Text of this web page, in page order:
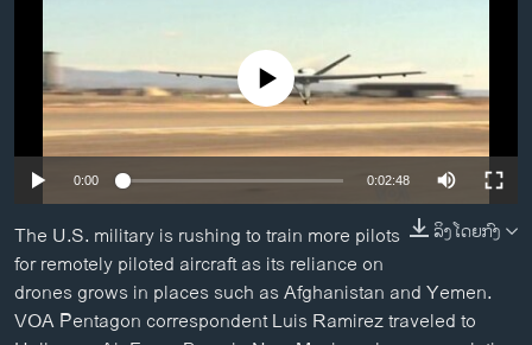
ອິດສະຫຼະພາບດ້ານການຂ່າວ
ຊີວິດຊາວລາວ
ຊຸມຊົນຊາວລາວ
ວິທະຍາສາດ-ເທັກໂນໂລຈີ
ທຸລະກິດ
ພາສາອັງກິດ
ວີດີໂອ
No media source currently available
0:00 0:02:48
ລິງໂດຍກົງ
The U.S. military is rushing to train more pilots
for remotely piloted aircraft as its reliance on
drones grows in places such as Afghanistan and Yemen.
VOA Pentagon correspondent Luis Ramirez traveled to